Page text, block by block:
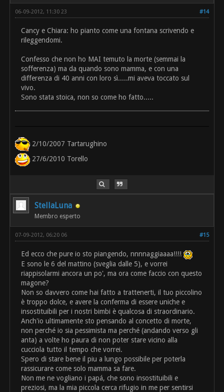
#14
06-09-2012, 11:30 23
Cancy e Chiara: ho pianto come una fontana scrivendo e
rileggendomi.
Confesso che non ho MAI temuto la morte (semmai la
sofferenza) ma da quando sono mamma, e con una
differenza di 40 anni con loro sì.....mi aveva toccato sul
vivo.
Sono stata stoica, non so come ho fatto.....
2/10/2007 Tartarughino
27/6/2010 Torello
StellaLuna
Membro esperto
#15
07-09-2012, 06:20 06
Ed ecco che pure io sto piangendo, nnnnaggiaaaa!!!!
E sono le 6 del mattino (sveglia dalle 5), e vorrei
riappisolarmi ancora un po', ma ora come faccio con questo
magone?
Non so davvero come hai fatto a trattenerti, il tuo piccolino
è troppo dolce, e avere la conferma di essere uniche e
insostituibili per i nostri bimbi è qualcosa di straordinario.
Anch'io ultimamente sto pensando al concetto di morte,
non perché io sia pessimista ma perché (andando verso gli
anta) a volte ho paura di non poter stare vicino alla
cucciola tutto il tempo che vorrei.
Spero di stare bene il piu a lungo possibile per poterla
rassicurare come solo mamma sa fare.
Non me ne vogliano i papá, che sono insostituibili e
preziosi, ma la mia piccola cerca rifugio in me per sentirsi